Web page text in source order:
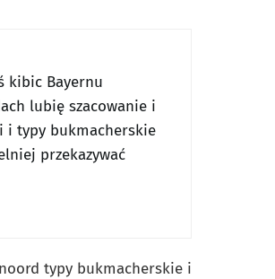
kibic Bayernu
lubię szacowanie i
i typy bukmacherskie
przekazywać
typy bukmacherskie i